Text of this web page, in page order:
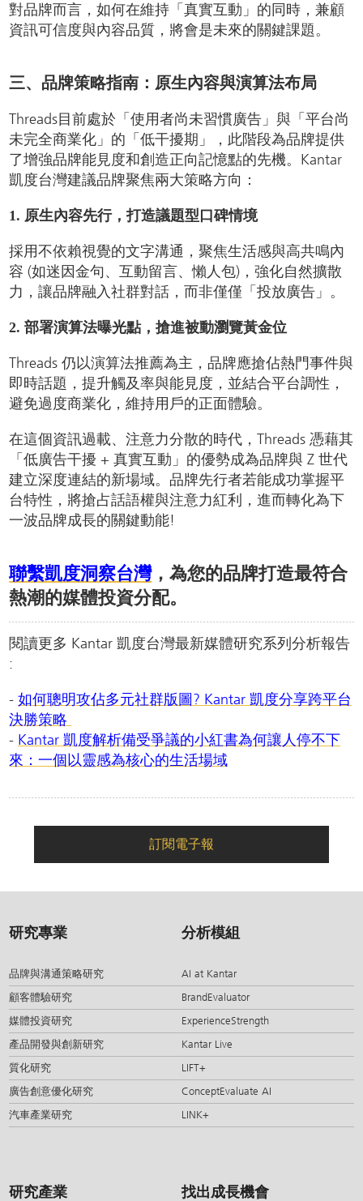
對品牌而言，如何在維持「真實互動」的同時，兼顧
資訊可信度與內容品質，將會是未來的關鍵課題。
三、品牌策略指南：原生內容與演算法布局
Threads目前處於「使用者尚未習慣廣告」與「平台尚
未完全商業化」的「低干擾期」，此階段為品牌提供
了增強品牌能見度和創造正向記憶點的先機。Kantar
凱度台灣建議品牌聚焦兩大策略方向：
1. 原生內容先行，打造議題型口碑情境
採用不依賴視覺的文字溝通，聚焦生活感與高共鳴內
容 (如迷因金句、互動留言、懶人包)，強化自然擴散
力，讓品牌融入社群對話，而非僅僅「投放廣告」。
2. 部署演算法曝光點，搶進被動瀏覽黃金位
Threads 仍以演算法推薦為主，品牌應搶佔熱門事件與
即時話題，提升觸及率與能見度，並結合平台調性，
避免過度商業化，維持用戶的正面體驗。
在這個資訊過載、注意力分散的時代，Threads 憑藉其
「低廣告干擾 + 真實互動」的優勢成為品牌與 Z 世代
建立深度連結的新場域。品牌先行者若能成功掌握平
台特性，將搶占話語權與注意力紅利，進而轉化為下
一波品牌成長的關鍵動能!
聯繫凱度洞察台灣，為您的品牌打造最符合
熱潮的媒體投資分配。
閱讀更多 Kantar 凱度台灣最新媒體研究系列分析報告
:
-如何聰明攻佔多元社群版圖? Kantar 凱度分享跨平台
決勝策略
- Kantar 凱度解析備受爭議的小紅書為何讓人停不下
來：一個以靈感為核心的生活場域
訂閱電子報
研究專業
品牌與溝通策略研究
顧客體驗研究
媒體投資研究
產品開發與創新研究
質化研究
廣告創意優化研究
汽車產業研究
分析模組
AI at Kantar
BrandEvaluator
ExperienceStrength
Kantar Live
LIFT+
ConceptEvaluate AI
LINK+
研究產業 找出成長機會